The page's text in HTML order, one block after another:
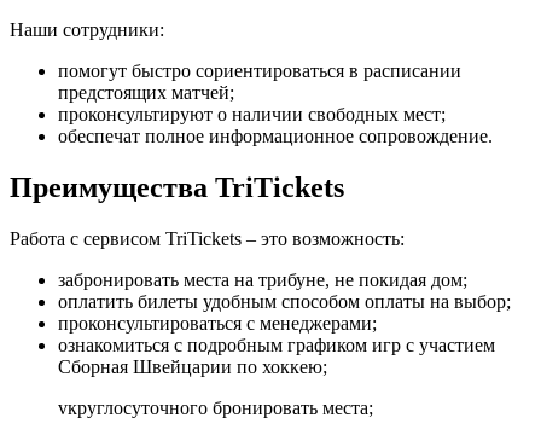
Наши сотрудники:
помогут быстро сориентироваться в расписании
предстоящих матчей;
проконсультируют о наличии свободных мест;
обеспечат полное информационное сопровождение.
Преимущества TriTickets
Работа с сервисом TriTickets – это возможность:
забронировать места на трибуне, не покидая дом;
оплатить билеты удобным способом оплаты на выбор;
проконсультироваться с менеджерами;
ознакомиться с подробным графиком игр с участием
Сборная Швейцарии по хоккею;
vкруглосуточного бронировать места;